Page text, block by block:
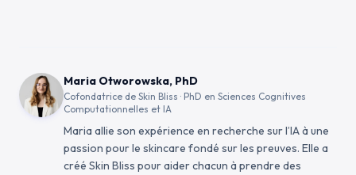
Maria Otworowska, PhD
Cofondatrice de Skin Bliss · PhD en Sciences Cognitives
Computationnelles et IA
Maria allie son expérience en recherche sur l’IA à une
passion pour le skincare fondé sur les preuves. Elle a
créé Skin Bliss pour aider chacun à prendre des